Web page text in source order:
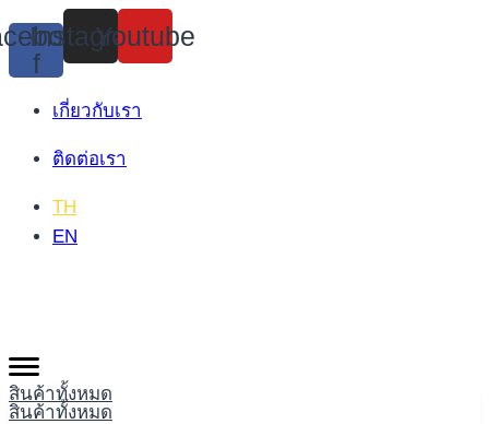
Skip
to
content
f
Instagram
Youtube
เกี่ยวกับเรา
ติดต่อเรา
TH
EN
สินค้าทั้งหมด
สินค้าทั้งหมด